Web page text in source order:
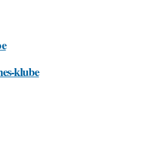
klube